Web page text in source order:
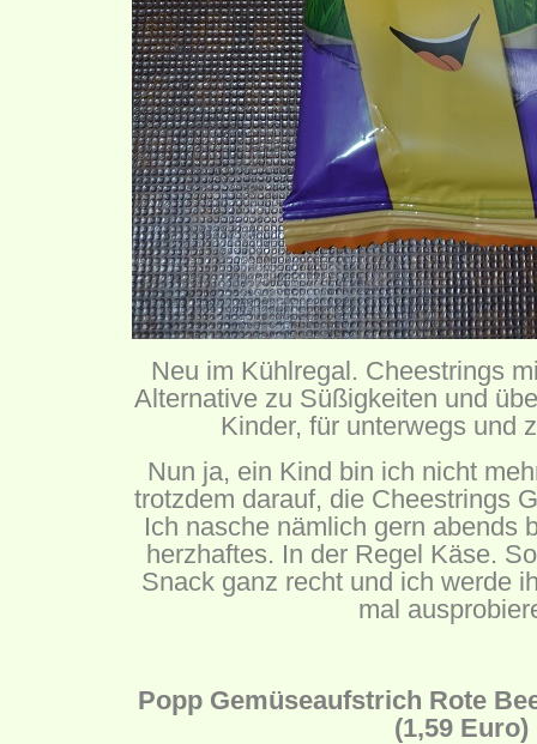
Neu im Kühlregal. Cheestrings
Alternative zu Süßigkeiten und
Kinder, für unterwegs und
Nun ja, ein Kind bin ich nicht
trotzdem darauf, die Cheestrings
Ich nasche nämlich gern abends
herzhaftes. In der Regel Käse.
Snack ganz recht und ich werde
mal
Popp Gemüseaufstrich Rote
(1,59 Euro)